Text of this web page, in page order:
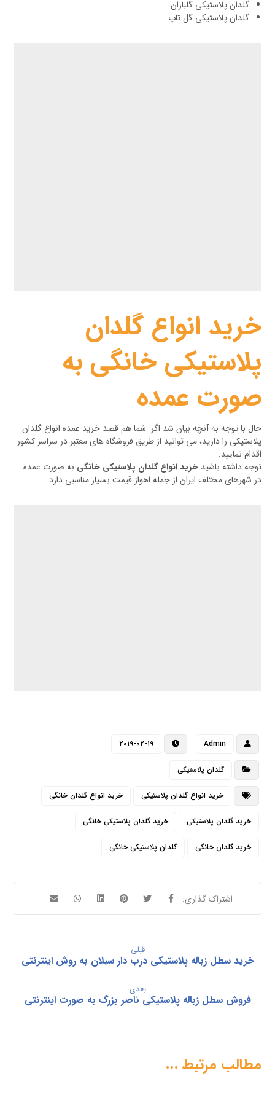
گلدان پلاستیکی گلباران
گلدان پلاستیکی گل تاپ
خرید انواع گلدان
پلاستیکی خانگی به
صورت عمده
حال با توجه به آنچه بیان شد اگر شما هم قصد خرید عمده انواع گلدان
پلاستیکی را دارید، می توانید از طریق فروشگاه های معتبر در سراسر کشور
اقدام نمایید.
توجه داشته باشیدخرید انواع گلدان پلاستیکی خانگی به صورت عمده
در شهرهای مختلف ایران از جمله اهواز قیمت بسیار مناسبی دارد.
Admin ۲۰۱۹-۰۲-۱۹
گلدان پلاستیکی
خرید انواع گلدان پلاستیکی خرید انواع گلدان خانگی
خرید گلدان پلاستیکی خرید گلدان پلاستیکی خانگی
خرید گلدان خانگی گلدان پلاستیکی خانگی
قبلی
خرید سطل زباله پلاستیکی درب دار سبلان به روش اینترنتی
بعدی
فروش سطل زباله پلاستیکی ناصر بزرگ به صورت اینترنتی
مطالب مرتبط ...